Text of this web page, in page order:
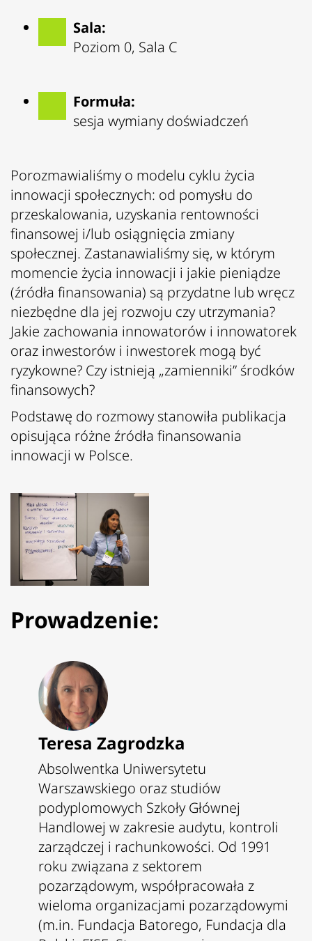
Sala:
Poziom 0, Sala C
Formuła:
sesja wymiany doświadczeń
Porozmawialiśmy o modelu cyklu życia
innowacji społecznych: od pomysłu do
przeskalowania, uzyskania rentowności
finansowej i/lub osiągnięcia zmiany
społecznej. Zastanawialiśmy się, w którym
momencie życia innowacji i jakie pieniądze
(źródła finansowania) są przydatne lub wręcz
niezbędne dla jej rozwoju czy utrzymania?
Jakie zachowania innowatorów i innowatorek
oraz inwestorów i inwestorek mogą być
ryzykowne? Czy istnieją „zamienniki” środków
finansowych?
Podstawę do rozmowy stanowiła publikacja
opisująca różne źródła finansowania
innowacji w Polsce.
Prowadzenie:
Teresa Zagrodzka
Absolwentka Uniwersytetu
Warszawskiego oraz studiów
podyplomowych Szkoły Głównej
Handlowej w zakresie audytu, kontroli
zarządczej i rachunkowości. Od 1991
roku związana z sektorem
pozarządowym, współpracowała z
wieloma organizacjami pozarządowymi
(m.in. Fundacja Batorego, Fundacja dla